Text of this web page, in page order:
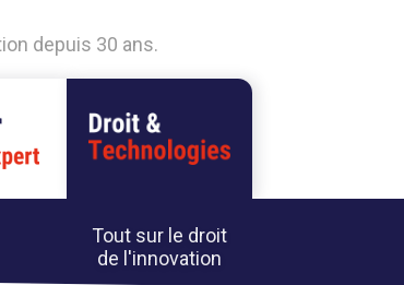
depuis 30 ans.
Tout sur le droit
de l'innovation